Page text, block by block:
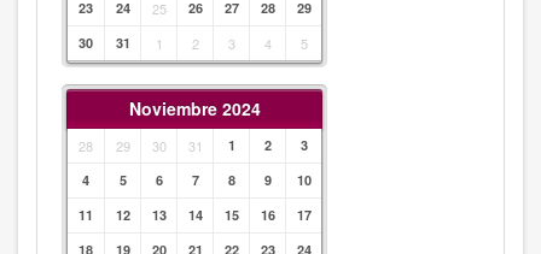
23
24 25 26 27 28
29
30
31 1 2 3 4 5
Noviembre 2024
28 29 30 31 1 2
3
4
5 6 7 8 9
10
11
12 13 14 15 16
17
18
19 20 21 22 23
24